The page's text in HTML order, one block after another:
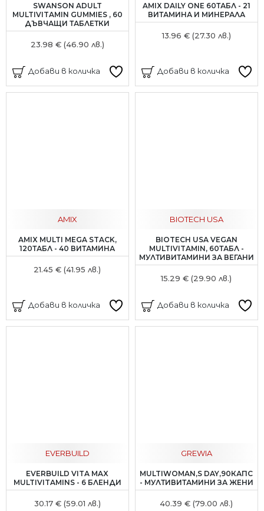
SWANSON ADULT
MULTIVITAMIN GUMMIES , 60
ДЪВЧАЩИ ТАБЛЕТКИ
23.98 € (46.90 лв.)
Добави в количка
AMIX DAILY ONE 60ТАБЛ - 21
ВИТАМИНА И МИНЕРАЛА
13.96 € (27.30 лв.)
Добави в количка
AMIX
AMIX MULTI MEGA STACK,
120ТАБЛ - 40 ВИТАМИНА
21.45 € (41.95 лв.)
Добави в количка
BIOTECH USA
BIOTECH USA VEGAN
MULTIVITAMIN, 60ТАБЛ -
МУЛТИВИТАМИНИ ЗА ВЕГАНИ
15.29 € (29.90 лв.)
Добави в количка
EVERBUILD
EVERBUILD VITA MAX
MULTIVITAMINS - 6 БЛЕНДИ
30.17 € (59.01 лв.)
GREWIA
MULTIWOMAN,S DAY,90КАПС
- МУЛТИВИТАМИНИ ЗА ЖЕНИ
40.39 € (79.00 лв.)